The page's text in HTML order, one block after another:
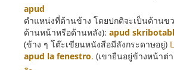
apud
ตำแหน่งที่ด้านข้าง โดยปกติจะเป็นด้านข
ด้านหน้าหรือด้านหลัง): apud
(ข้าง ๆ โต๊ะเขียนหนังสือมีลังกระดาษอยู่)
apud la fenestro. (เขายืนอยู่ข้างหน้าต่